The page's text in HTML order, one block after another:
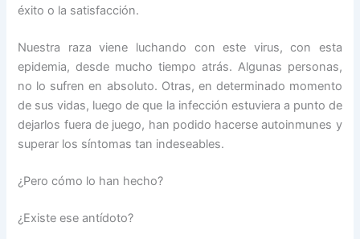
éxito o la satisfacción.
Nuestra raza viene luchando con este virus, con esta
epidemia, desde mucho tiempo atrás. Algunas personas,
no lo sufren en absoluto. Otras, en determinado momento
de sus vidas, luego de que la infección estuviera a punto de
dejarlos fuera de juego, han podido hacerse autoinmunes y
superar los síntomas tan indeseables.
¿Pero cómo lo han hecho?
¿Existe ese antídoto?